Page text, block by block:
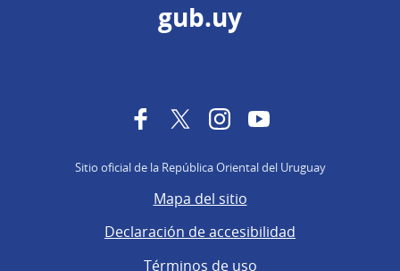
gub.uy
FacebookTwitterInstagramYouTube
Sitio oficial de la República Oriental del Uruguay
Mapa del sitio
Declaración de accesibilidad
Términos de uso